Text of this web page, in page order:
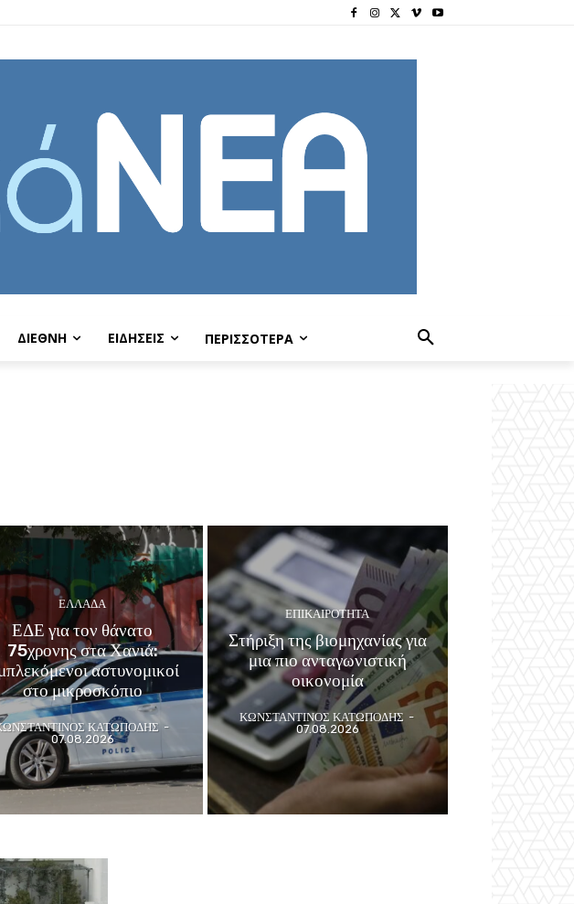
ΔΙΕΘΝΗ EIΔΗΣΕΙΣ ΠΕΡΙΣΣΟΤΕΡΑ
ΕΛΛΑΔΑ
ΕΔΕ για τον θάνατο
75χρονης στα Χανιά:
αστυνομικοί
στο μικροσκόπιο
ΚΑΤΩΠΟΔΗΣ -
07.08.2026
ΕΠΙΚΑΙΡΟΤΗΤΑ
Στήριξη της βιομηχανίας για
μια πιο ανταγωνιστική
οικονομία
ΚΩΝΣΤΑΝΤΙΝΟΣ ΚΑΤΩΠΟΔΗΣ -
07.08.2026